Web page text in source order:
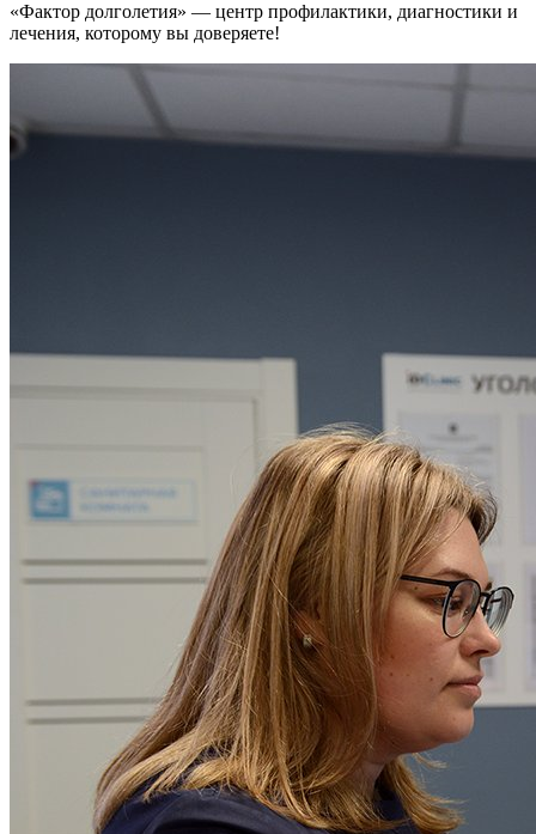
«Фактор долголетия» — центр профилактики, диагностики и
лечения, которому вы доверяете!